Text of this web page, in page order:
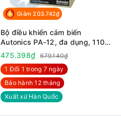
Giảm 203.742₫
Bộ điều khiển cảm biến
Autonics PA-12, đa dụng, 110-
240VAC
475.398₫
679.140₫
1 Đổi 1 trong 7 ngày
Bảo hành 12 tháng
Xuất xứ Hàn Quốc